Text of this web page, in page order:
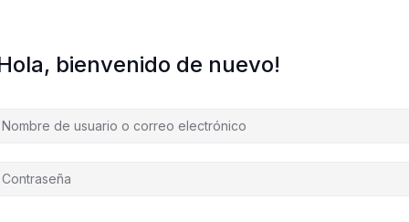
bienvenido de nuevo!